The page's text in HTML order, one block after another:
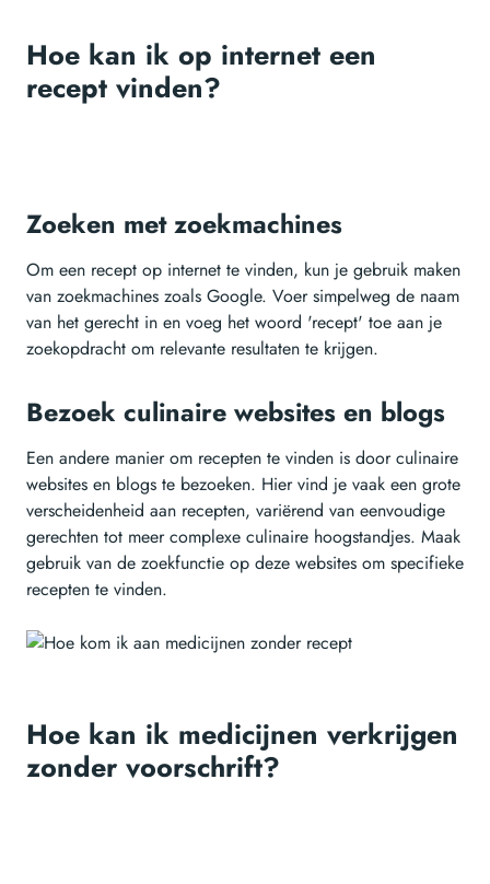
Hoe kan ik op internet een
recept vinden?
Zoeken met zoekmachines
Om een recept op internet te vinden, kun je gebruik maken
van zoekmachines zoals Google. Voer simpelweg de naam
van het gerecht in en voeg het woord 'recept' toe aan je
zoekopdracht om relevante resultaten te krijgen.
Bezoek culinaire websites en blogs
Een andere manier om recepten te vinden is door culinaire
websites en blogs te bezoeken. Hier vind je vaak een grote
verscheidenheid aan recepten, variërend van eenvoudige
gerechten tot meer complexe culinaire hoogstandjes. Maak
gebruik van de zoekfunctie op deze websites om specifieke
recepten te vinden.
Hoe kan ik medicijnen verkrijgen
zonder voorschrift?